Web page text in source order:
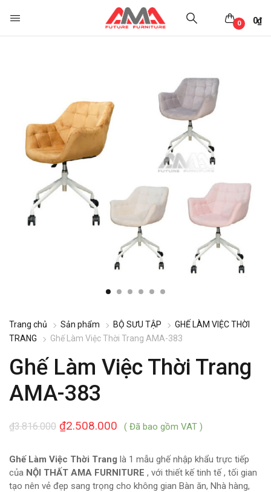
0₫
0
Trang chủ Sản phẩm BỘ SƯU TẬP
GHẾ LÀM VIỆC THỜI
TRANG
Ghế Làm Việc Thời Trang AMA-383
Ghế Làm Việc Thời Trang
AMA-383
3.816.000
₫ 2.508.000
₫ ( Đã bao gồm VAT )
Ghế Làm Việc Thời Trang là 1 mẫu ghế nhập khẩu trực tiếp
của NỘI THẤT AMA FURNITURE , với thiết kế tinh tế , tối gian
tạo nên vẻ đẹp sang trọng cho không gian Bàn ăn, Nhà hàng,